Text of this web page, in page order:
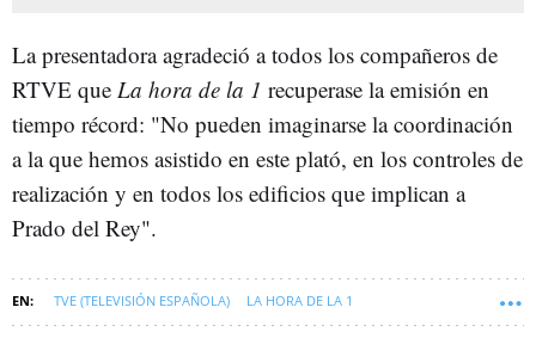
La presentadora agradeció a todos los compañeros de
RTVE que La hora de la 1 recuperase la emisión en
tiempo récord: "No pueden imaginarse la coordinación
a la que hemos asistido en este plató, en los controles de
realización y en todos los edificios que implican a
Prado del Rey".
TVE (TELEVISIÓN ESPAÑOLA) LA HORA DE LA 1